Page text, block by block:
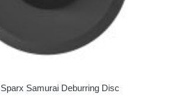
Samurai Deburring Disc